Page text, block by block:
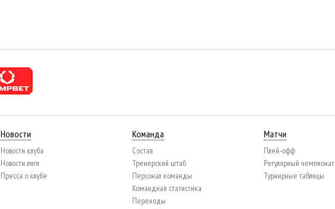
Новости
Новости клуба
Новости лиги
Пресса о клубе
Команда
Состав
Тренерский штаб
Персонал команды
Командная статистика
Переходы
Матчи
Плей-офф
Регулярный чемпионат
Турнирные таблицы